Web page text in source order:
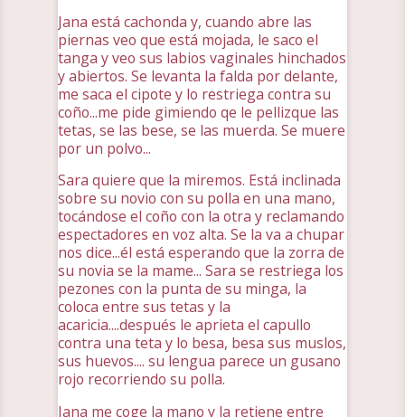
Jana está cachonda y, cuando abre las
piernas veo que está mojada, le saco el
tanga y veo sus labios vaginales hinchados
y abiertos. Se levanta la falda por delante,
me saca el cipote y lo restriega contra su
coño...me pide gimiendo qe le pellizque las
tetas, se las bese, se las muerda. Se muere
por un polvo...
Sara quiere que la miremos. Está inclinada
sobre su novio con su polla en una mano,
tocándose el coño con la otra y reclamando
espectadores en voz alta. Se la va a chupar
nos dice...él está esperando que la zorra de
su novia se la mame... Sara se restriega los
pezones con la punta de su minga, la
coloca entre sus tetas y la
acaricia....después le aprieta el capullo
contra una teta y lo besa, besa sus muslos,
sus huevos.... su lengua parece un gusano
rojo recorriendo su polla.
Jana me coge la mano y la retiene entre